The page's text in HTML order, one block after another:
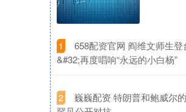
1
​658配资官网 阎维文师生
&#32;再度唱响“永远的小白杨”
2
巍巍配资 特朗普和鲍威尔